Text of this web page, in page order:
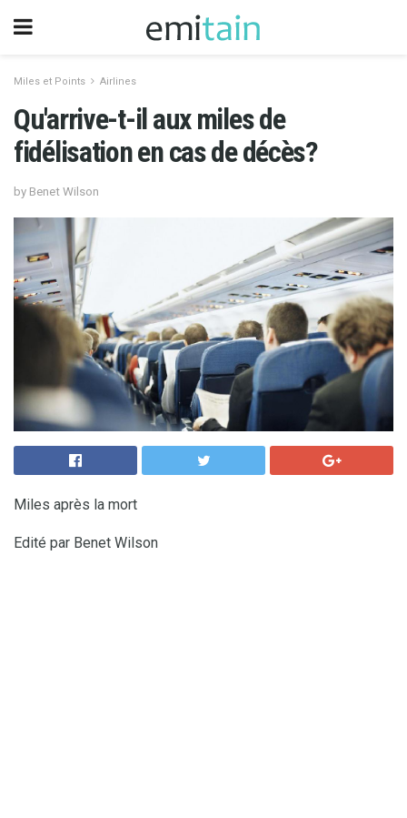
Miles et Points Airlines
Qu'arrive-t-il aux miles de
fidélisation en cas de décès?
by Benet Wilson
Miles après la mort
Edité par Benet Wilson